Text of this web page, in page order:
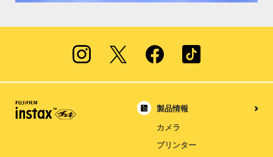
製品情報
カメラ
プリンター